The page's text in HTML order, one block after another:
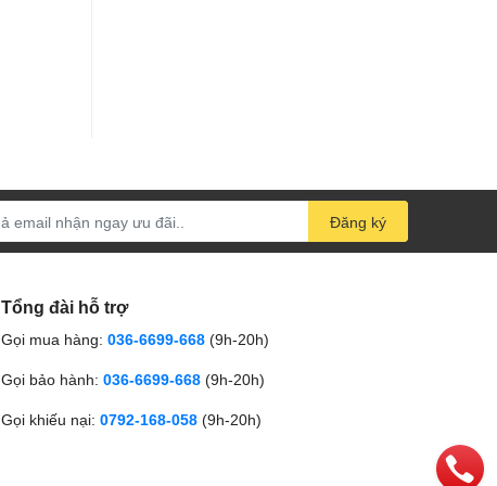
Đăng ký
Tổng đài hỗ trợ
Gọi mua hàng: 036-6699-668 (9h-20h)
Gọi bảo hành: 036-6699-668 (9h-20h)
Gọi khiếu nại: 0792-168-058 (9h-20h)